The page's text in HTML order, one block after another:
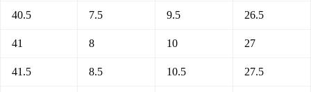
40.5 7.5 9.5 26.5
41 8 10 27
41.5 8.5 10.5 27.5